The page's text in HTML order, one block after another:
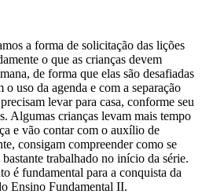
a forma de solicitação das lições
o que as crianças devem
de forma que elas são desafiadas
o uso da agenda e com a separação
levar para casa, conforme seu
Algumas crianças levam mais tempo
e vão contar com o auxílio de
consigam compreender como se
trabalhado no início da série.
é fundamental para a conquista da
Ensino Fundamental II.